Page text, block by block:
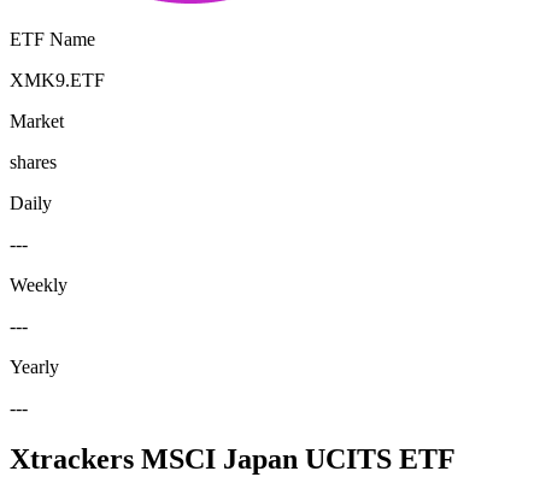
ETF Name
XMK9.ETF
Market
shares
Daily
---
Weekly
---
Yearly
---
Xtrackers MSCI Japan UCITS ETF